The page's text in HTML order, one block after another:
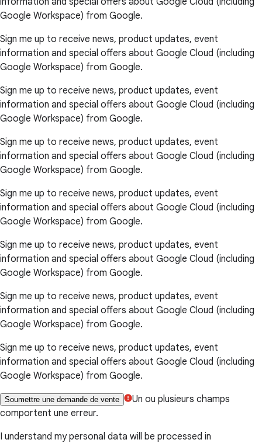
Google Workspace) from Google.
Sign me up to receive news, product updates, event
information and special offers about Google Cloud (including
Google Workspace) from Google.
Sign me up to receive news, product updates, event
information and special offers about Google Cloud (including
Google Workspace) from Google.
Sign me up to receive news, product updates, event
information and special offers about Google Cloud (including
Google Workspace) from Google.
Sign me up to receive news, product updates, event
information and special offers about Google Cloud (including
Google Workspace) from Google.
Sign me up to receive news, product updates, event
information and special offers about Google Cloud (including
Google Workspace) from Google.
Sign me up to receive news, product updates, event
information and special offers about Google Cloud (including
Google Workspace) from Google.
Sign me up to receive news, product updates, event
information and special offers about Google Cloud (including
Google Workspace) from Google.
Soumettre une demande de vente
Un ou plusieurs champs
comportent une erreur.
I understand my personal data will be processed in